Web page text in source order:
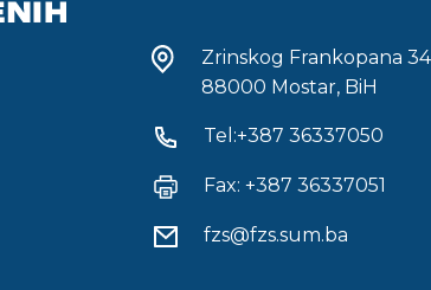
Zrinskog Frankopana
88000 Mostar, BiH
Tel:+387 36337050
Fax: +387 36337051
fzs@fzs.sum.ba